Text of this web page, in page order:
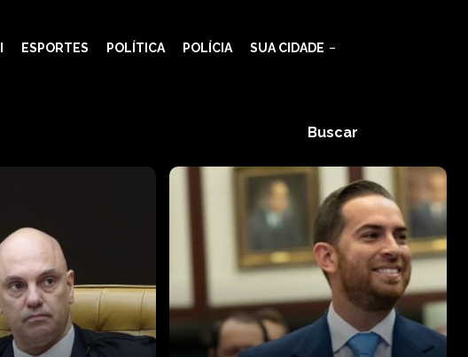
ESPORTES POLÍTICA POLÍCIA SUA CIDADE
Buscar